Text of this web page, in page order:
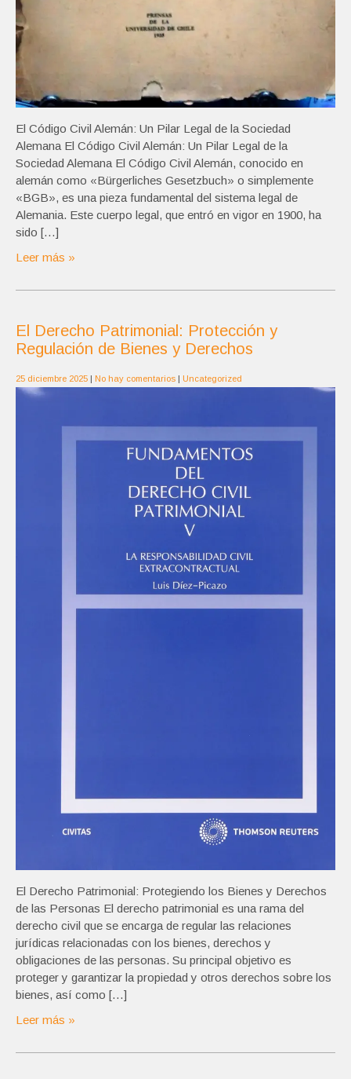
El Código Civil Alemán: Un Pilar Legal de la Sociedad
Alemana El Código Civil Alemán: Un Pilar Legal de la
Sociedad Alemana El Código Civil Alemán, conocido en
alemán como «Bürgerliches Gesetzbuch» o simplemente
«BGB», es una pieza fundamental del sistema legal de
Alemania. Este cuerpo legal, que entró en vigor en 1900, ha
sido […]
Leer más »
El Derecho Patrimonial: Protección y
Regulación de Bienes y Derechos
25 diciembre 2025 | No hay comentarios | Uncategorized
El Derecho Patrimonial: Protegiendo los Bienes y Derechos
de las Personas El derecho patrimonial es una rama del
derecho civil que se encarga de regular las relaciones
jurídicas relacionadas con los bienes, derechos y
obligaciones de las personas. Su principal objetivo es
proteger y garantizar la propiedad y otros derechos sobre los
bienes, así como […]
Leer más »